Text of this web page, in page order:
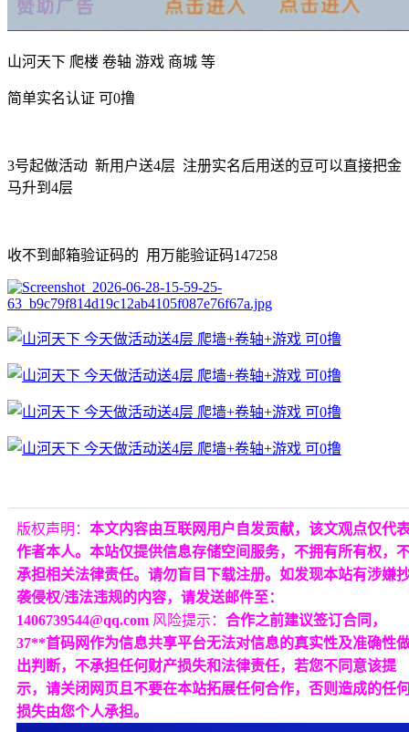
山河天下 爬楼 卷轴 游戏 商城 等
简单实名认证 可0撸
3号起做活动 新用户送4层 注册实名后用送的豆可以直接把金
马升到4层
收不到邮箱验证码的 用万能验证码147258
版权声明： 本文内容由互联网用户自发贡献，该文观点仅代
作者本人。本站仅提供信息存储空间服务，不拥有所有权，
承担相关法律责任。请勿盲目下载注册。如发现本站有涉嫌
袭侵权/违法违规的内容，请发送邮件至：
1406739544@qq.com 风险提示： 合作之前建议签订合同，
37**首码网作为信息共享平台无法对信息的真实性及准确性
出判断，不承担任何财产损失和法律责任，若您不同意该提
示，请关闭网页且不要在本站拓展任何合作，否则造成的任
损失由您个人承担。